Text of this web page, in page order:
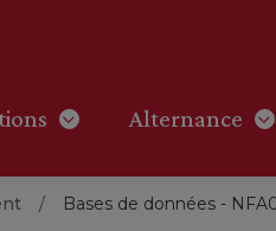
Alternance
Bases de données -